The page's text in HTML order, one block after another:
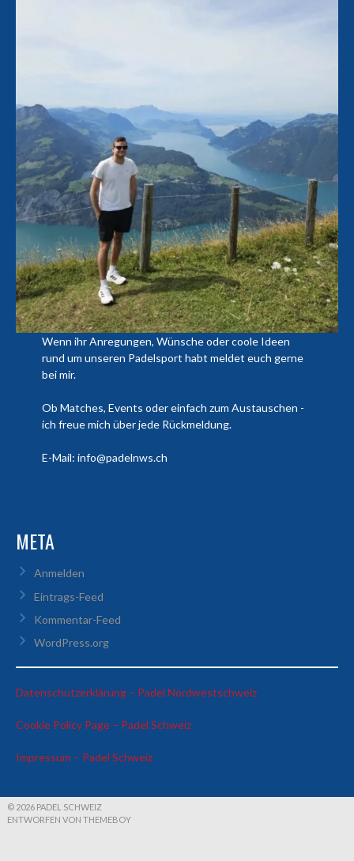
Wenn ihr Anregungen, Wünsche oder coole Ideen
rund um unseren Padelsport habt meldet euch gerne
bei mir.
Ob Matches, Events oder einfach zum Austauschen -
ich freue mich über jede Rückmeldung.
E-Mail: info@padelnws.ch
META
Anmelden
Eintrags-Feed
Kommentar-Feed
WordPress.org
Datenschutzerklärung – Padel Nordwestschweiz:
Cookie Policy Page – Padel Schweiz:
Impressum – Padel Schweiz:
© 2026 PADEL SCHWEIZ
ENTWORFEN VON THEMEBOY